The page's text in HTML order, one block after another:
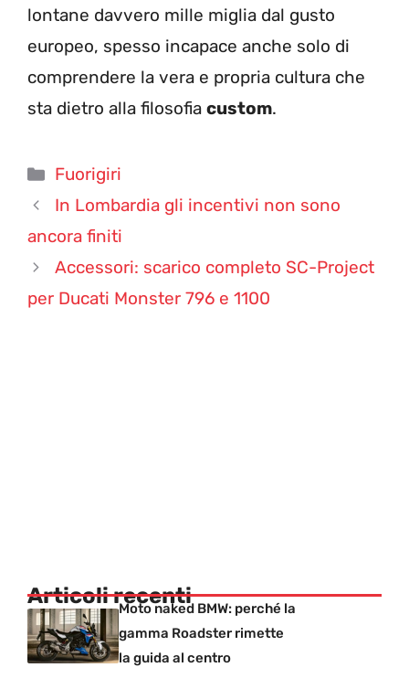
lontane davvero mille miglia dal gusto
europeo, spesso incapace anche solo di
comprendere la vera e propria cultura che
sta dietro alla filosofia custom.
Categorie
Fuorigiri
In Lombardia gli incentivi non sono
ancora finiti
Accessori: scarico completo SC-Project
per Ducati Monster 796 e 1100
Articoli recentiMoto naked BMW: perché la
gamma Roadster rimette
la guida al centro